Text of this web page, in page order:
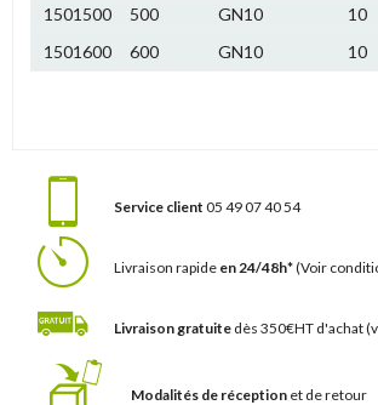
1501500
500 GN10 10
1501600
600 GN10 10
Service client 05 49 07 40 54
Livraison rapide en 24/48h*(Voir
Livraison gratuite dès 350€HT d'achat
Modalités de réception et de retour